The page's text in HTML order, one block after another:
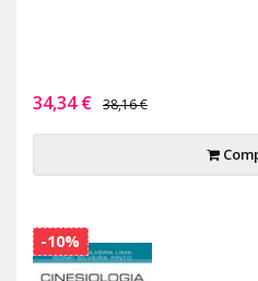
34,34 € 38,16 €
-10%